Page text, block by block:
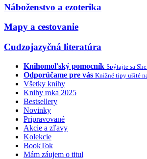
Náboženstvo a ezoterika
Mapy a cestovanie
Cudzojazyčná literatúra
Knihomoľský pomocník Spýtajte sa
Odporúčame pre vás Knižné tipy ušité
Všetky knihy
Knihy roka 2025
Bestsellery
Novinky
Pripravované
Akcie a zľavy
Kolekcie
BookTok
Mám záujem o titul